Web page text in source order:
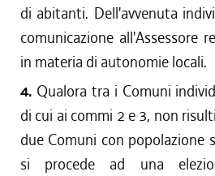
di abitanti. Dell'avvenuta
comunicazione all'Assessore
in materia di autonomie locali.
4. Qualora tra i Comuni
di cui ai commi 2 e 3, non
due Comuni con popolazione
si procede ad una